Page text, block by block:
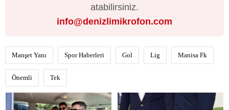
atabilirsiniz.
info@denizlimikrofon.com
Manşet Yanı Spor Haberleri Gol Lig Manisa Fk
Önemli Tek